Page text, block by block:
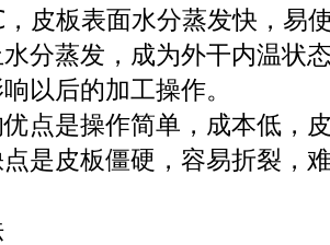
皮板表面水分蒸发快，易
分蒸发，成为外干内温状
响以后的加工操作。
点是操作简单，成本低，
是皮板僵硬，容易折裂，
。
法